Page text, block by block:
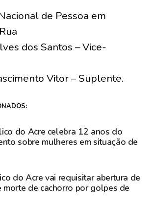
de Pessoa em
dos Santos – Vice-
Vitor – Suplente.
do Acre celebra 12 anos do
sobre mulheres em situação de
do Acre vai requisitar abertura de
morte de cachorro por golpes de